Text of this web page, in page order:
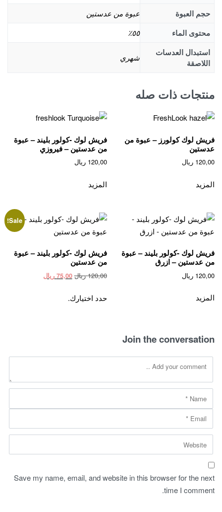
حجم العبوة عبوة من عدستين
محتوى الماء ٥٥٪
استبدال العدسات
اللاصقة
شهري
منتجات ذات صله
فريش لوك كولورز – عبوة من
عدستين
120,00 ريال
المزيد
فريش لوك -كولور بليند – عبوة
من عدستين – فيروزي
120,00 ريال
المزيد
فريش لوك -كولور بليند – عبوة
من عدستين – ازرق
120,00 ريال
المزيد
Sale!
فريش لوك -كولور بليند – عبوة
من عدستين
120,00 ريالOriginal
was:
75,00 ريال
حدد اختيارك.
be
the
Join the conversation
Save my name, email, and website in this browser for the next
time I comment.